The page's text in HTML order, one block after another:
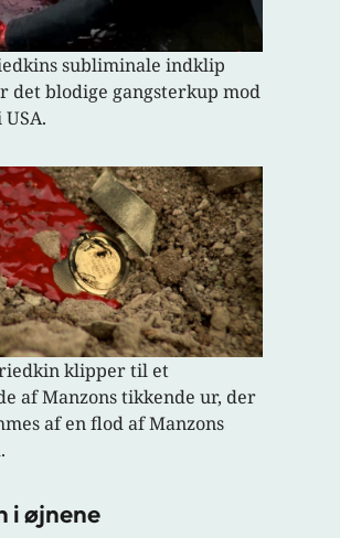
subliminale indklip
det blodige gangsterkup mod
klipper til et
af Manzons tikkende ur, der
af en flod af Manzons
i øjnene